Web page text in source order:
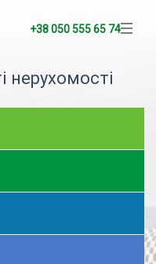
+38 050 555 65 74
нерухомості